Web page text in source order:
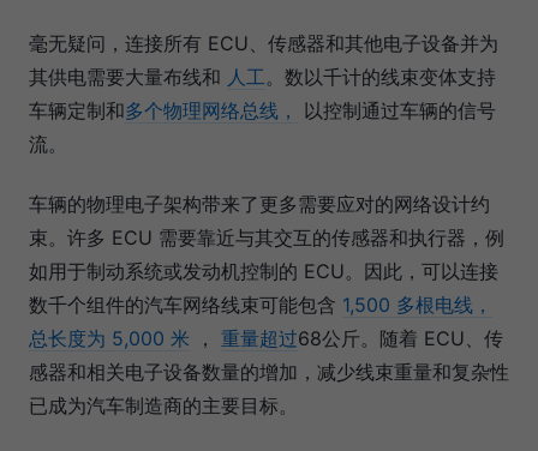
毫无疑问，连接所有 ECU、传感器和其他电子设备并为
其供电需要大量布线和 人工。数以千计的线束变体支持
车辆定制和多个物理网络总线，
以控制通过车辆的信号
流。
车辆的物理电子架构带来了更多需要应对的网络设计约
束。许多 ECU 需要靠近与其交互的传感器和执行器，例
如用于制动系统或发动机控制的 ECU。因此，可以连接
数千个组件的汽车网络线束可能包含 1,500 多根电线，
总长度为 5,000 米 ， 重量超过68公斤。随着 ECU、传
感器和相关电子设备数量的增加，减少线束重量和复杂性
已成为汽车制造商的主要目标。